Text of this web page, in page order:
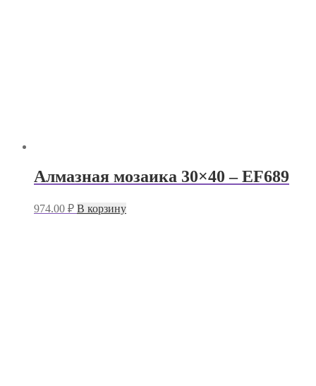
Алмазная мозаика 30×40 – EF689
974.00 ₽ В корзину